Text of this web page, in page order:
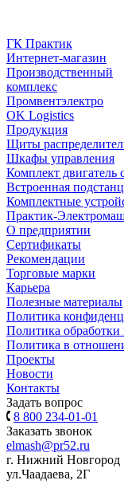
ГК Практик
Интернет-магазин
Производственный
комплекс
Промвентэлектро
OK Logistics
Продукция
Щиты
Шкафы управления
Комплект двигатель
Встроенная
Комплектные
Практик-
О предприятии
Сертификаты
Рекомендации
Торговые марки
Карьера
Полезные материалы
Политика
Политика
Политика в
Проекты
Новости
Контакты
Задать вопрос
8 800 234-01-01
Заказать звонок
elmash@pr52.ru
г. Нижний Новгород
ул.Чаадаева, 2Г